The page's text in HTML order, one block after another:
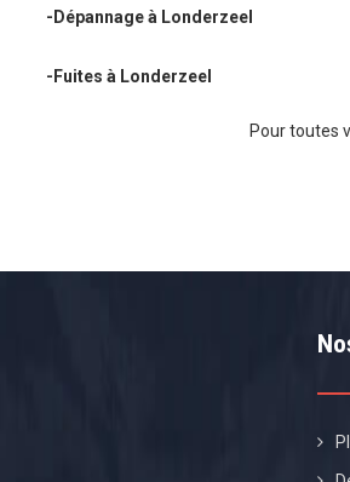
-Dépannage à Londerzeel
-Fuites à Londerzeel
Pour toutes